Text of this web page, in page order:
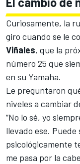
Curiosamente, la
giro cuando se le
Viñales, que la
número 25 que
en su Yamaha.
Le preguntaron
niveles a cambiar
“No lo sé, yo
llevado ese.
psicológicamente
me pasa por la